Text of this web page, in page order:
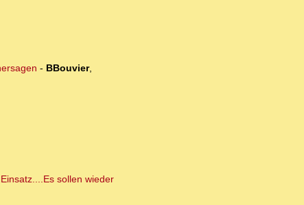
- BBouvier,
sollen wieder